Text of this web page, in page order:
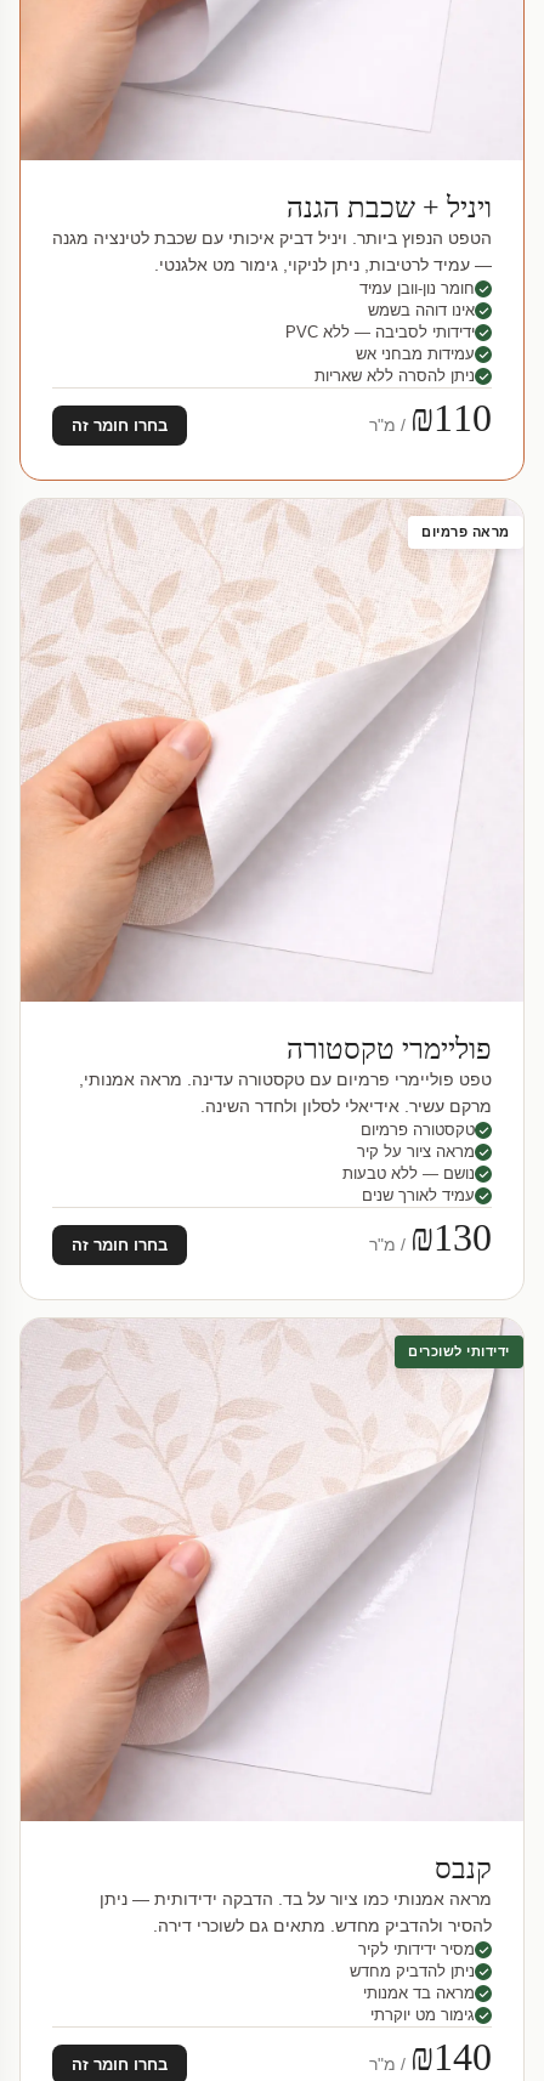
ויניל + שכבת הגנה
הטפט הנפוץ ביותר. ויניל דביק איכותי עם שכבת לטינציה מגנה
— עמיד לרטיבות, ניתן לניקוי, גימור מט אלגנטי.
חומר נון-וובן עמיד
אינו דוהה בשמש
ידידותי לסביבה — ללא PVC
עמידות מבחני אש
ניתן להסרה ללא שאריות
₪110 / מ"ר בחרו חומר זה
מראה פרמיום
פוליימרי טקסטורה
טפט פוליימרי פרמיום עם טקסטורה עדינה. מראה אמנותי,
מרקם עשיר. אידיאלי לסלון ולחדר השינה.
טקסטורה פרמיום
מראה ציור על קיר
נושם — ללא טבעות
עמיד לאורך שנים
₪130 / מ"ר בחרו חומר זה
ידידותי לשוכרים
קנבס
מראה אמנותי כמו ציור על בד. הדבקה ידידותית — ניתן
להסיר ולהדביק מחדש. מתאים גם לשוכרי דירה.
מסיר ידידותי לקיר
ניתן להדביק מחדש
מראה בד אמנותי
גימור מט יוקרתי
₪140 / מ"ר בחרו חומר זה